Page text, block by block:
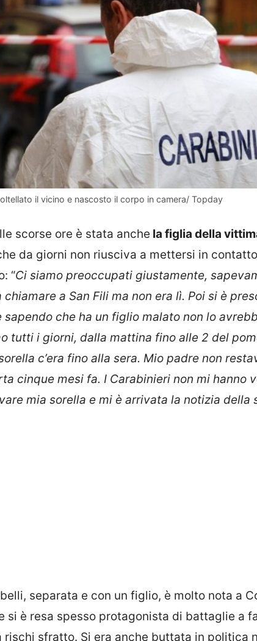
il vicino e nascosto il corpo in camera/ Topday
scorse ore è stata anche la figlia della
da giorni non riusciva a mettersi in
“Ci siamo preoccupati giustamente,
chiamare a San Fili ma non era lì. Poi si è
sapendo che ha un figlio malato non lo
tutti i giorni, dalla mattina fino alle 2 del
c’era fino alla sera. Mio padre non
cinque mesi fa. I Carabinieri non mi hanno
mia sorella e mi è arrivata la notizia della
separata e con un figlio, è molto nota a
si è resa spesso protagonista di battaglie a
sfratto. Si era anche buttata in politica